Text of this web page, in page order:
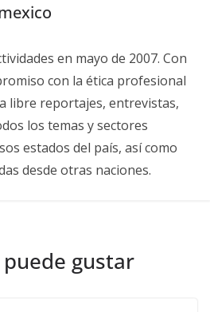
en mayo de 2007. Con
con la ética profesional
libre reportajes, entrevistas,
los temas y sectores
estados del país, así como
desde otras naciones.
gustar